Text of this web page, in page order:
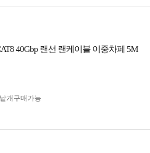
40Gbp 랜선 랜케이블 이중차폐 5M
개구매가능